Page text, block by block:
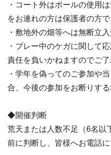
・コート外はボールの使用
をお連れの方は保護者の方で
・敷地外の畑等へは無断立入
・プレー中のケガに関して
責任を負いかねますのでご了
・学年を偽ってのご参加や
合、今後の参加をお断りする
◆開催判断
荒天または人数不足（6名以
前に判断し、皆様へお電話